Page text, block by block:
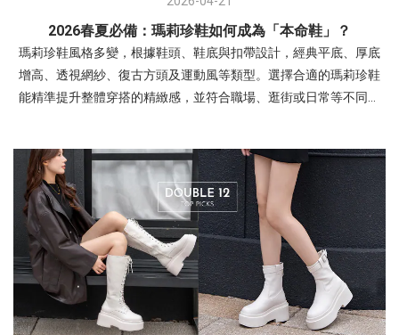
2026春夏必備：瑪莉珍鞋如何成為「本命鞋」？
瑪莉珍鞋風格多變，根據鞋頭、鞋底與扣帶設計，經典平底、厚底
增高、透視網紗、復古方頭及運動風等類型。選擇合適的瑪莉珍鞋
能精準提升整體穿搭的精緻感，並符合職場、逛街或日常等不同場
色帶有未來感與亮度，中和柔和色調，讓整體造型更有精神。 非常
適合周末約會、姊妹下午茶、參加時尚活動。穿搭2(右圖)：多層次
疊穿，以酒紅色交叉瑪莉珍鞋搭配淡黃色與白色。利用異材質疊穿
營造溫柔層次感，打造「韓系減齡」風格。 推薦場合~ 校園穿搭、
日常通勤、休閒逛街。- 穿搭3：文青學院風~ 襪子與瑪莉珍鞋的組
合自帶「學生氣息」，能瞬間為穿搭注入活力與俏皮感。 白色泡泡
袖洋裝，黑色的滾邊設計與腳上的黑色瑪莉珍鞋首尾呼應，讓整體
色系維持在簡潔的黑白配，顯得俐落又高級。 非常適合看展、書店